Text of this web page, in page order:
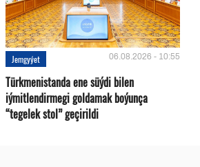
Jemgyýet 06.08.2026 - 10:55
Türkmenistanda ene süýdi bilen
iýmitlendirmegi goldamak boýunça
“tegelek stol” geçirildi